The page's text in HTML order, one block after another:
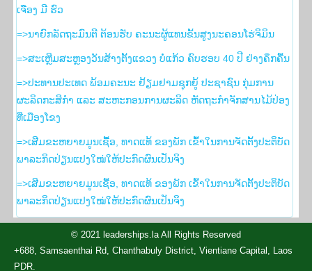
ເຈືອງ ມີ ຮົວ
=>ນາຍົກລັດຖະມົນຕີ ຕ້ອນຮັບ ຄະນະຜູ້ແທນຂັ້ນສູງນະຄອນໂຮ່ຈິມິນ
=>ສະເຫຼີມສະຫຼອງວັນສ້າງຕັ້ງແຂວງ ບໍ່ແກ້ວ ຄົບຮອບ 40 ປີ ຢ່າງຄຶກຄື້ນ
=>ປະທານປະເທດ ພ້ອມຄະນະ ຢ້ຽມຢາມຊຸກຍູ້ ປະຊາຊົນ ກຸ່ມການ
ຜະລິດກະສິກຳ ແລະ ສະຫະກອນການຜະລິດ ຫັດຖະກຳຈັກສານໄມ້ປ່ອງ
ທີ່ເມືອງໂຂງ
=>ເສີມຂະຫຍາຍມູນເຊື້ອ, ທາດແທ້ ຂອງພັກ ເຂົ້າໃນການຈັດຕັ້ງປະຕິບັດ
ພາລະກິດປ່ຽນແປງໃໝ່ໃຫ້ປະກົດຜົນເປັນຈິງ
=>ເສີມຂະຫຍາຍມູນເຊື້ອ, ທາດແທ້ ຂອງພັກ ເຂົ້າໃນການຈັດຕັ້ງປະຕິບັດ
ພາລະກິດປ່ຽນແປງໃໝ່ໃຫ້ປະກົດຜົນເປັນຈິງ
© 2021 leaderships.la All Rights Reserved
+688, Samsaenthai Rd, Chanthabuly District, Vientiane Capital, Laos
PDR.